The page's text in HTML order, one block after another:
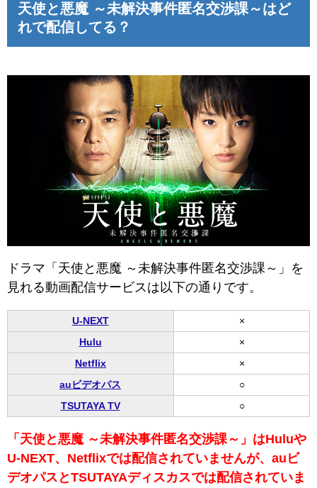
天使と悪魔 ～未解決事件匿名交渉課～はど
れで配信してる？
ドラマ「天使と悪魔 ～未解決事件匿名交渉課～」を
見れる動画配信サービスは以下の通りです。
U-NEXT
×
Hulu
×
Netflix
×
auビデオパス
○
TSUTAYA TV
○
「天使と悪魔 ～未解決事件匿名交渉課～」はHuluや
U-NEXT、Netflixでは配信されていませんが、auビ
デオパスとTSUTAYAディスカスでは配信されていま